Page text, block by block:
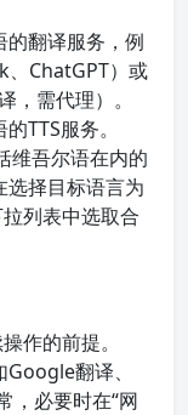
的翻译服务，例
、ChatGPT）或
，需代理）。
TTS服务。
维吾尔语在内的
选择目标语言为
列表中选取合
作的前提。
翻译、
，必要时在“网